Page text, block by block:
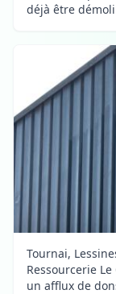
déjà être démoli
Tournai,
Ressourcerie
un afflux de